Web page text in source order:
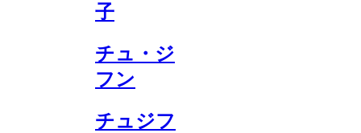
子
チュ・ジ
フン
チュジフ